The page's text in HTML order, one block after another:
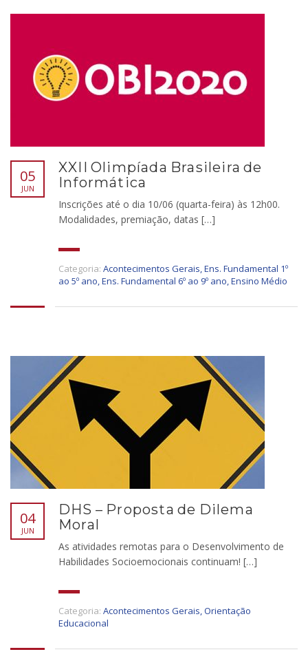
05
JUN
XXII Olimpíada Brasileira de
Informática
Inscrições até o dia 10/06 (quarta-feira) às 12h00.
Modalidades, premiação, datas […]
Categoria: Acontecimentos Gerais,Ens. Fundamental 1º
ao 5º ano,Ens. Fundamental 6º ao 9º ano,Ensino Médio
04
JUN
DHS – Proposta de Dilema
Moral
As atividades remotas para o Desenvolvimento de
Habilidades Socioemocionais continuam! […]
Categoria: Acontecimentos Gerais,Orientação
Educacional